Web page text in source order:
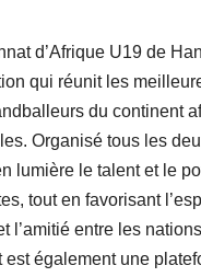
d’Afrique U19 de
qui réunit les
du continent
Organisé tous les
lumière le talent et le
tout en favorisant
l’amitié entre les
est également une